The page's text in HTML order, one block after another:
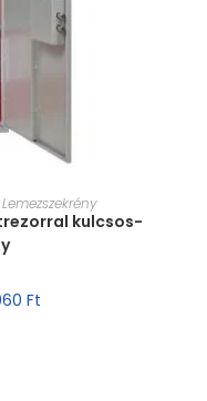
Lemezszekrény
kulcsos-
Ft